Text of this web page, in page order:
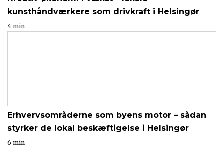
kunsthåndværkere som drivkraft i Helsingør
4 min
Erhvervsområderne som byens motor – sådan
styrker de lokal beskæftigelse i Helsingør
6 min